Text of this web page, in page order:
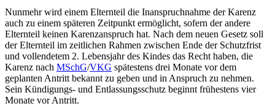
Nunmehr wird einem Elternteil die Inanspruchnahme der Karenz
auch zu einem späteren Zeitpunkt ermöglicht, sofern der andere
Elternteil keinen Karenzanspruch hat. Nach dem neuen Gesetz soll
der Elternteil im zeitlichen Rahmen zwischen Ende der Schutzfrist
und vollendetem 2. Lebensjahr des Kindes das Recht haben, die
Karenz nach MSchG/VKG spätestens drei Monate vor dem
geplanten Antritt bekannt zu geben und in Anspruch zu nehmen.
Sein Kündigungs- und Entlassungsschutz beginnt frühestens vier
Monate vor Antritt.